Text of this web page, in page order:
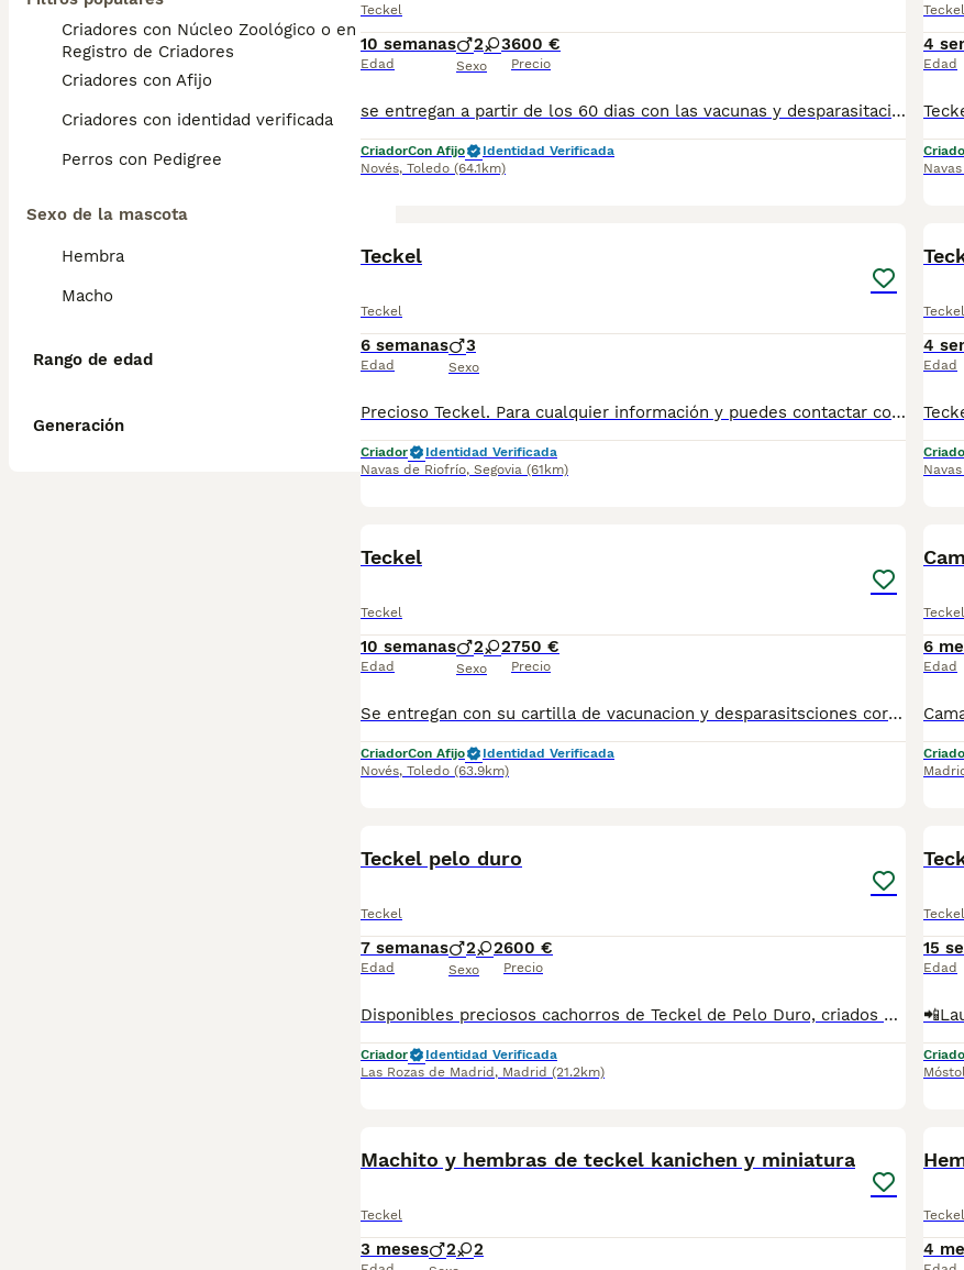
Criadores con Núcleo Zoológico o en el
Registro de Criadores
Criadores con Afijo
Criadores con identidad verificada
Perros con Pedigree
Sexo de la mascota
Hembra
Macho
Rango de edad
Generación
Teckel
10 semanas
Edad
2 3
Sexo
600 €
Precio
se entregan a partir de los 60 dias con las vacunas y desparasitaciones correspondientes a su edad. No dudes en llamarnos al 698979889 y le pasaremos la informacion necesaria. las fotos no corresponde a los cachorros
CriadorCon Afijo
Identidad Verificada
Novés, Toledo (64.1km)
Teckel
4
Edad
Teckel
Teckel
6 semanas
Edad
3
Sexo
Precioso Teckel. Para cualquier información y puedes contactar conmigo en el teléfono 632 109 444.
Criador
Identidad Verificada
Navas de Riofrío, Segovia (61km)
Teckel
4
Edad
Teckel
Teckel
10 semanas
Edad
2 2
Sexo
750 €
Precio
Se entregan con su cartilla de vacunacion y desparasitsciones correspondiente a su edad Para más información escribanos al 698979889 las fotos no se corresponden a los cachorros ya que son muy pequeños aun pero escribanos y le mandamos las fotos de ellos actualemente
CriadorCon Afijo
Identidad Verificada
Novés, Toledo (63.9km)
Teckel
6
Edad
Teckel pelo duro
Teckel
7 semanas
Edad
2 2
Sexo
600 €
Precio
Disponibles preciosos cachorros de Teckel de Pelo Duro, criados en ambiente familiar y acostumbrados al contacto diario. Muy sociables, cariñosos y con el carácter valiente y divertido que caracteriza a la raza. Procedentes de padres seleccionados por salud, morfología y temperamento. Cachorros equilibrados y perfectamente adaptados a la convivencia familiar. Se entregan con: ✔ Microchip ✔ Pasaporte veterinario ✔ Mínimo dos vacunas ✔ Desparasitaciones al día ✔ Contrato y asesoramiento El Teckel de Pelo Duro destaca por su inteligencia, personalidad y gran apego a sus propietarios. Una raza ideal tanto para compañía como para personas activas. Posibilidad de envío a toda España, incluidas Baleares y Canarias. Contactar por teléfono o WhatsApp para fotos, vídeos y disponibilidad.
Criador
Identidad Verificada
Las Rozas de Madrid , Madrid (21.2km)
Teckel
15
Edad
Machito y hembras de teckel kanichen y miniatura
Teckel
3 meses 2 2
Teckel
4